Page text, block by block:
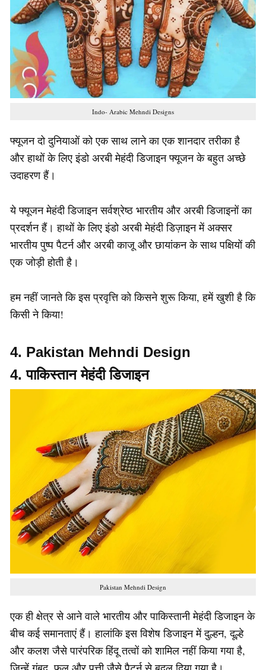
Indo- Arabic Mehndi Designs
फ्यूजन दो दुनियाओं को एक साथ लाने का एक शानदार तरीका है
और हाथों के लिए इंडो अरबी मेहंदी डिजाइन फ्यूजन के बहुत अच्छे
उदाहरण हैं।
ये फ्यूजन मेहंदी डिजाइन सर्वश्रेष्ठ भारतीय और अरबी डिजाइनों का
प्रदर्शन हैं। हाथों के लिए इंडो अरबी मेहंदी डिज़ाइन में अक्सर
भारतीय पुष्प पैटर्न और अरबी काजू और छायांकन के साथ पक्षियों की
एक जोड़ी होती है।
हम नहीं जानते कि इस प्रवृत्ति को किसने शुरू किया, हमें खुशी है कि
किसी ने किया!
4. Pakistan Mehndi Design
4. पाकिस्तान मेहंदी डिजाइन
Pakistan Mehndi Design
एक ही क्षेत्र से आने वाले भारतीय और पाकिस्तानी मेहंदी डिजाइन के
बीच कई समानताएं हैं। हालांकि इस विशेष डिजाइन में दुल्हन, दूल्हे
और कलश जैसे पारंपरिक हिंदू तत्वों को शामिल नहीं किया गया है,